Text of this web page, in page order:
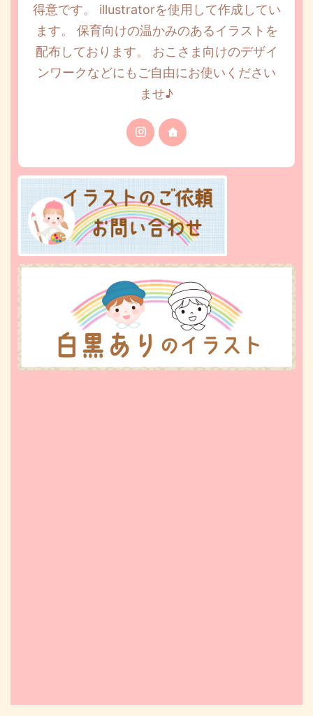
得意です。 illustratorを使用して作成してい
ます。 保育向けの温かみのあるイラストを
配布しております。 おこさま向けのデザイ
ンワークなどにもご自由にお使いください
ませ♪